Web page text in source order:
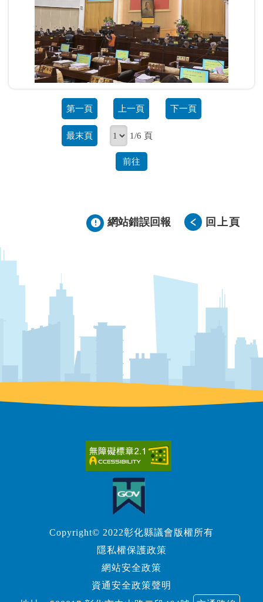
第一頁 上一頁 下一頁
最末頁 1/6 頁
前往
網站錯誤回報 回上頁
Copyright© 2022彰化縣議會版權所有
隱私權保護政策
網站安全政策
資通安全政策聲明